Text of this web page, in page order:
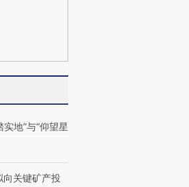
地”与“仰望星
关键矿产投